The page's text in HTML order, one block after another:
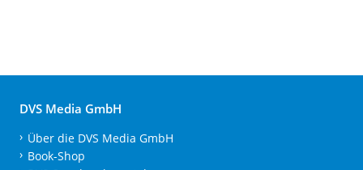
DVS Media GmbH
Über die DVS Media GmbH
Book-Shop